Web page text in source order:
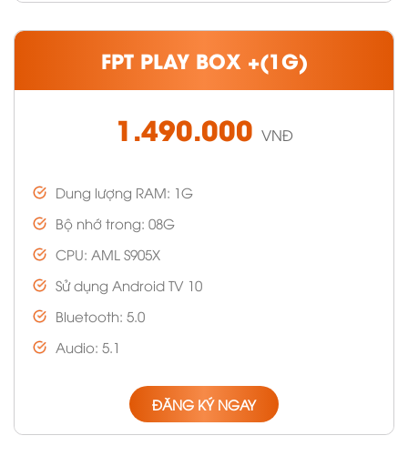
FPT PLAY BOX +(1G)
1.490.000 VNĐ
Dung lượng RAM: 1G
Bộ nhớ trong: 08G
CPU: AML S905X
Sử dụng Android TV 10
Bluetooth: 5.0
Audio: 5.1
ĐĂNG KÝ NGAY